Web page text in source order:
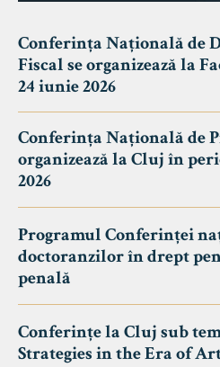
Conferința Națională de
Fiscal se organizează la
24 iunie 2026
Conferința Națională de
organizează la Cluj în
2026
Programul Conferinței
doctoranzilor în drept
penală
Conferințe la Cluj sub
Strategies in the Era of